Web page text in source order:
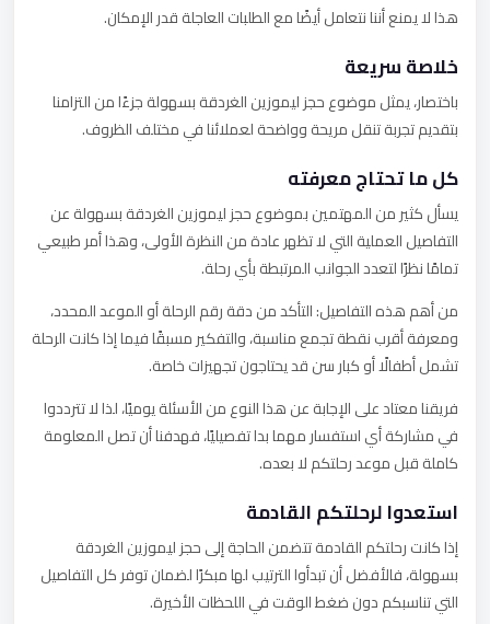
هذا لا يمنع أننا نتعامل أيضًا مع الطلبات العاجلة قدر الإمكان.
خلاصة سريعة
باختصار، يمثل موضوع حجز ليموزين الغردقة بسهولة جزءًا من التزامنا
بتقديم تجربة تنقل مريحة وواضحة لعملائنا في مختلف الظروف.
كل ما تحتاج معرفته
يسأل كثير من المهتمين بموضوع حجز ليموزين الغردقة بسهولة عن
التفاصيل العملية التي لا تظهر عادة من النظرة الأولى، وهذا أمر طبيعي
تمامًا نظرًا لتعدد الجوانب المرتبطة بأي رحلة.
من أهم هذه التفاصيل: التأكد من دقة رقم الرحلة أو الموعد المحدد،
ومعرفة أقرب نقطة تجمع مناسبة، والتفكير مسبقًا فيما إذا كانت الرحلة
تشمل أطفالًا أو كبار سن قد يحتاجون تجهيزات خاصة.
فريقنا معتاد على الإجابة عن هذا النوع من الأسئلة يوميًا، لذا لا تترددوا
في مشاركة أي استفسار مهما بدا تفصيليًا، فهدفنا أن تصل المعلومة
كاملة قبل موعد رحلتكم لا بعده.
استعدوا لرحلتكم القادمة
إذا كانت رحلتكم القادمة تتضمن الحاجة إلى حجز ليموزين الغردقة
بسهولة، فالأفضل أن تبدأوا الترتيب لها مبكرًا لضمان توفر كل التفاصيل
التي تناسبكم دون ضغط الوقت في اللحظات الأخيرة.